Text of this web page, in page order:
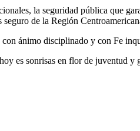
la seguridad pública que
de la Región
ánimo disciplinado y con Fe
es sonrisas en flor de juventud y